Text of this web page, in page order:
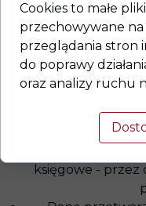
VII. Okres
Twoje dane
okres niezbędny do
Przez okres
do momentu
księgowe - przez
Cookies to małe
przechowywane
przeglądania stron
do poprawy
oraz analizy ruchu